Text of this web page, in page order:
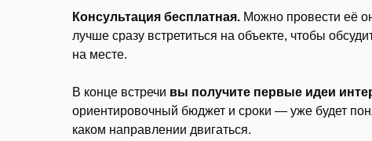
Консультация бесплатная. Можно провести её
лучше сразу встретиться на объекте, чтобы
на месте.
В конце встречи вы получите первые идеи
ориентировочный бюджет и сроки — уже будет
каком направлении двигаться.